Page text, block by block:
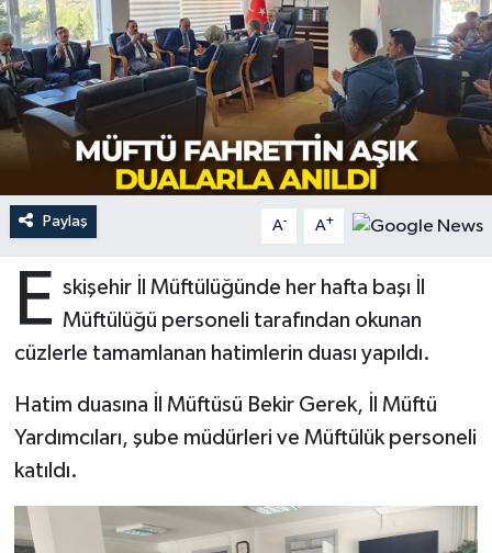
Paylaş A- A+
E skişehir İl Müftülüğünde her hafta başı İl
Müftülüğü personeli tarafından okunan
cüzlerle tamamlanan hatimlerin duası yapıldı.
Hatim duasına İl Müftüsü Bekir Gerek, İl Müftü
Yardımcıları, şube müdürleri ve Müftülük personeli
katıldı.
Ardahan Müftülüğü
Artvin Müftülüğü
Aydın Müftülüğü
Balıkesir Müftülüğü
Batman Müftülüğü
Bilecik Müftülüğü
Bitlis Müftülüğü
Kudüs
Kurban
Mukabele
Peygamberimizin Hayatı
Sahabeler
Hutbeler
DİYANET AKADEMİ
DİYANET GENÇLİK
DİYANET RADYO/TV
Dünya
Kültür-Sanat
Sağlık